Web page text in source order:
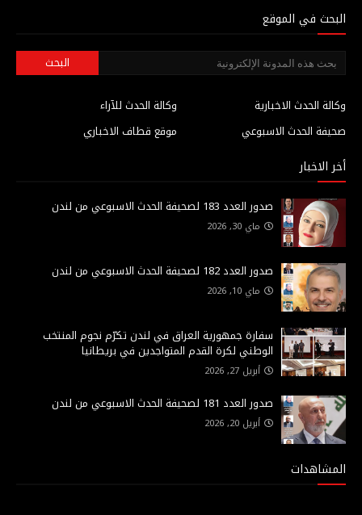
البحث في الموقع
وكالة الحدث للآراء
وكالة الحدث الاخبارية
موقع قطاف الاخباري
صحيفة الحدث الاسبوعي
أخر الاخبار
صدور العدد 183 لصحيفة الحدث الاسبوعي من لندن
ماي 30, 2026
صدور العدد 182 لصحيفة الحدث الاسبوعي من لندن
ماي 10, 2026
سفارة جمهورية العراق في لندن تكرّم نجوم المنتخب
الوطني لكرة القدم المتواجدين في بريطانيا
أبريل 27, 2026
صدور العدد 181 لصحيفة الحدث الاسبوعي من لندن
أبريل 20, 2026
المشاهدات